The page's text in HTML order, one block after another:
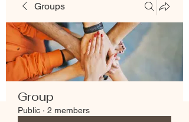
Groups
Group
Public · 2 members